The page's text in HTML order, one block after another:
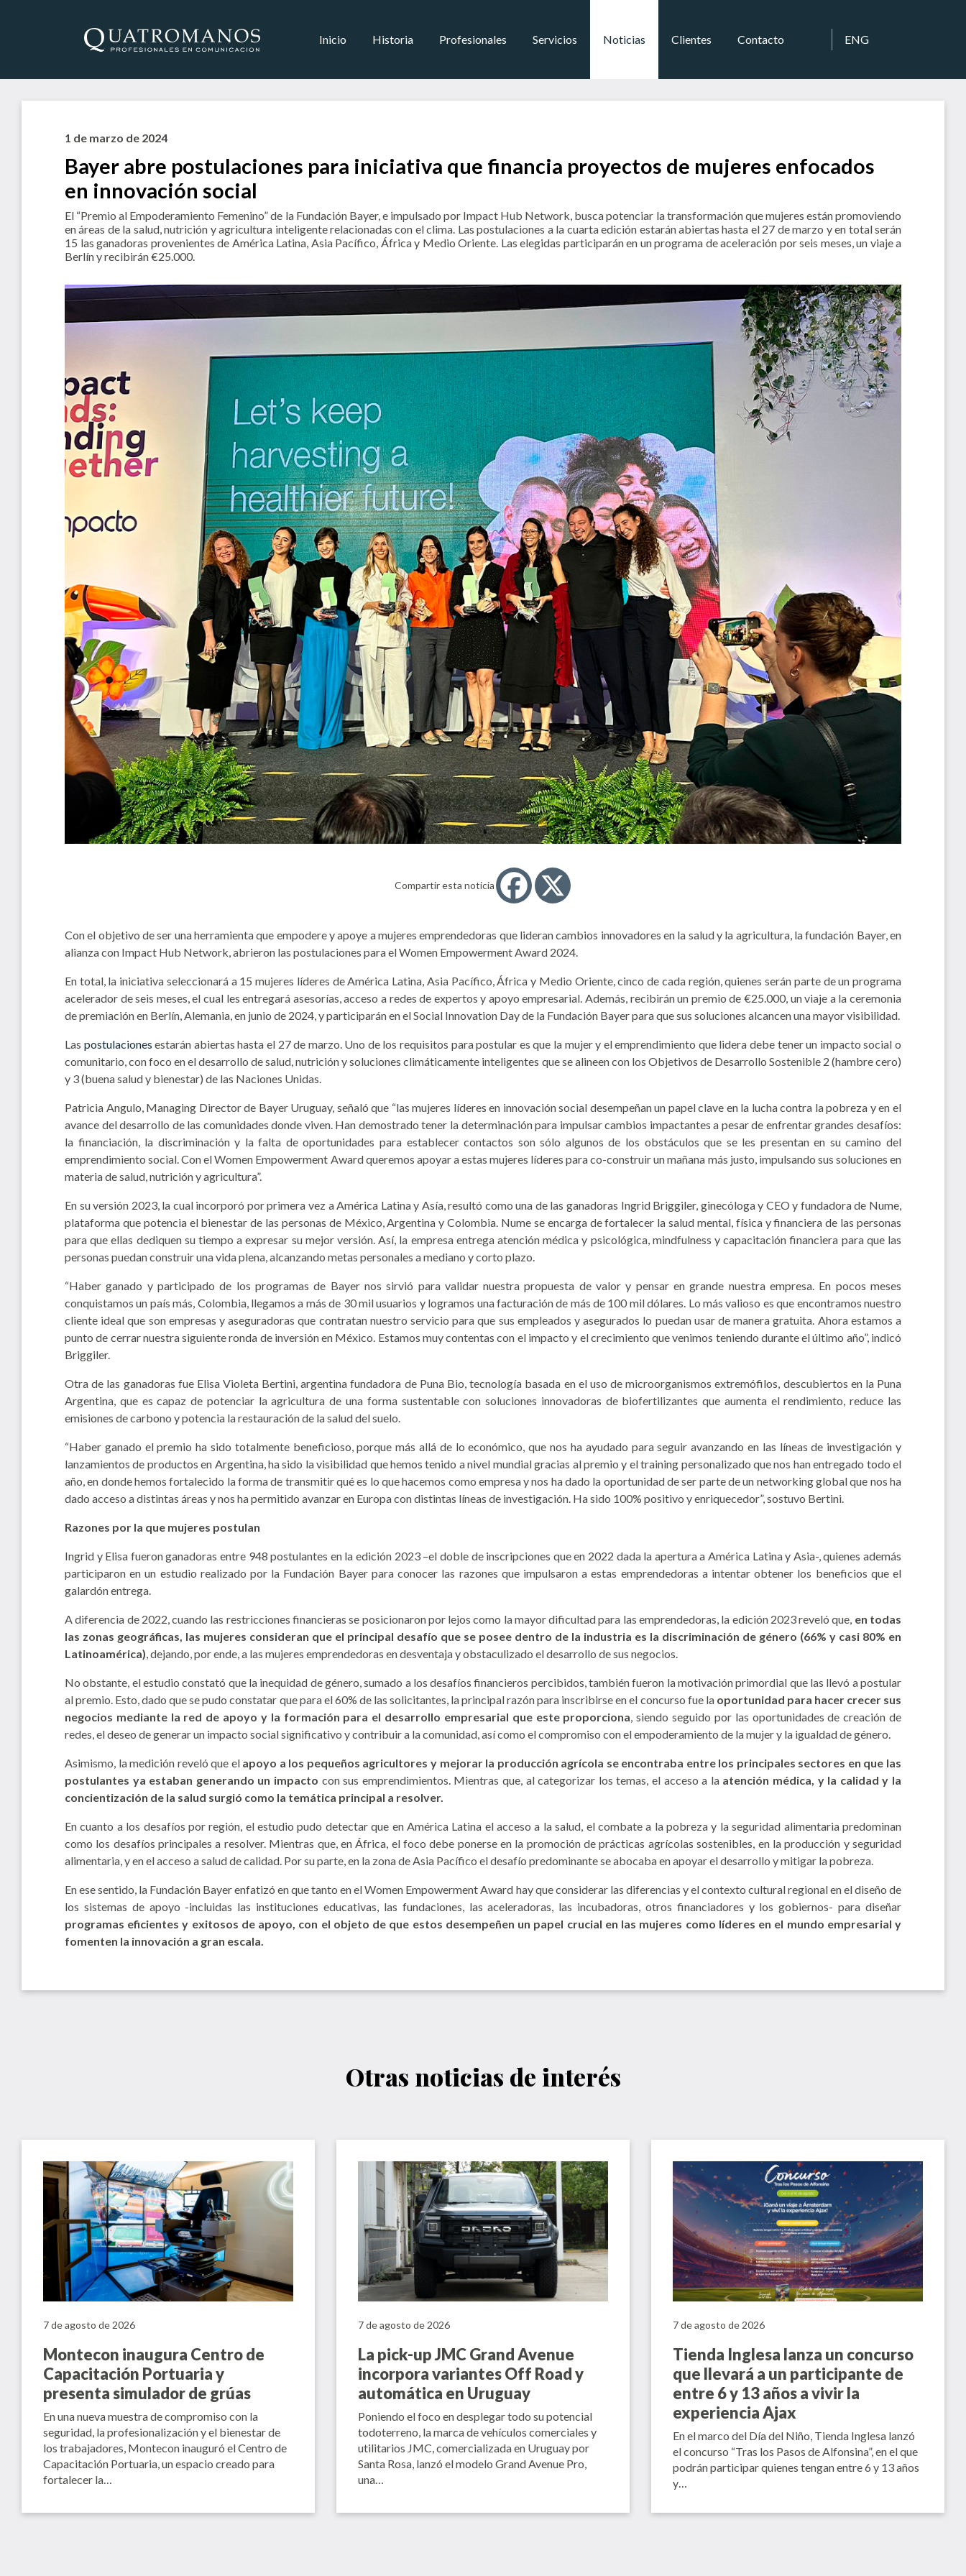
Inicio Historia Profesionales Servicios Noticias Clientes Contacto ENG
1 de marzo de 2024
Bayer abre postulaciones para iniciativa que financia proyectos de mujeres enfocados
en innovación social
El “Premio al Empoderamiento Femenino” de la Fundación Bayer, e impulsado por Impact Hub Network, busca potenciar la transformación que mujeres están promoviendo
en áreas de la salud, nutrición y agricultura inteligente relacionadas con el clima. Las postulaciones a la cuarta edición estarán abiertas hasta el 27 de marzo y en total serán
15 las ganadoras provenientes de América Latina, Asia Pacífico, África y Medio Oriente. Las elegidas participarán en un programa de aceleración por seis meses, un viaje a
Berlín y recibirán €25.000.
Compartir esta noticia
Con el objetivo de ser una herramienta que empodere y apoye a mujeres emprendedoras que lideran cambios innovadores en la salud y la agricultura, la fundación Bayer, en
alianza con Impact Hub Network, abrieron las postulaciones para el Women Empowerment Award 2024.
En total, la iniciativa seleccionará a 15 mujeres líderes de América Latina, Asia Pacífico, África y Medio Oriente, cinco de cada región, quienes serán parte de un programa
acelerador de seis meses, el cual les entregará asesorías, acceso a redes de expertos y apoyo empresarial. Además, recibirán un premio de €25.000, un viaje a la ceremonia
de premiación en Berlín, Alemania, en junio de 2024, y participarán en el Social Innovation Day de la Fundación Bayer para que sus soluciones alcancen una mayor visibilidad.
Las postulaciones estarán abiertas hasta el 27 de marzo. Uno de los requisitos para postular es que la mujer y el emprendimiento que lidera debe tener un impacto social o
comunitario, con foco en el desarrollo de salud, nutrición y soluciones climáticamente inteligentes que se alineen con los Objetivos de Desarrollo Sostenible 2 (hambre cero)
y 3 (buena salud y bienestar) de las Naciones Unidas.
Patricia Angulo, Managing Director de Bayer Uruguay, señaló que “las mujeres líderes en innovación social desempeñan un papel clave en la lucha contra la pobreza y en el
avance del desarrollo de las comunidades donde viven. Han demostrado tener la determinación para impulsar cambios impactantes a pesar de enfrentar grandes desafíos:
la financiación, la discriminación y la falta de oportunidades para establecer contactos son sólo algunos de los obstáculos que se les presentan en su camino del
emprendimiento social. Con el Women Empowerment Award queremos apoyar a estas mujeres líderes para co-construir un mañana más justo, impulsando sus soluciones en
materia de salud, nutrición y agricultura”.
En su versión 2023, la cual incorporó por primera vez a América Latina y Asía, resultó como una de las ganadoras Ingrid Briggiler, ginecóloga y CEO y fundadora de Nume,
plataforma que potencia el bienestar de las personas de México, Argentina y Colombia. Nume se encarga de fortalecer la salud mental, física y financiera de las personas
para que ellas dediquen su tiempo a expresar su mejor versión. Así, la empresa entrega atención médica y psicológica, mindfulness y capacitación financiera para que las
personas puedan construir una vida plena, alcanzando metas personales a mediano y corto plazo.
“Haber ganado y participado de los programas de Bayer nos sirvió para validar nuestra propuesta de valor y pensar en grande nuestra empresa. En pocos meses
conquistamos un país más, Colombia, llegamos a más de 30 mil usuarios y logramos una facturación de más de 100 mil dólares. Lo más valioso es que encontramos nuestro
cliente ideal que son empresas y aseguradoras que contratan nuestro servicio para que sus empleados y asegurados lo puedan usar de manera gratuita. Ahora estamos a
punto de cerrar nuestra siguiente ronda de inversión en México. Estamos muy contentas con el impacto y el crecimiento que venimos teniendo durante el último año”, indicó
Briggiler.
Otra de las ganadoras fue Elisa Violeta Bertini, argentina fundadora de Puna Bio, tecnología basada en el uso de microorganismos extremófilos, descubiertos en la Puna
Argentina, que es capaz de potenciar la agricultura de una forma sustentable con soluciones innovadoras de biofertilizantes que aumenta el rendimiento, reduce las
emisiones de carbono y potencia la restauración de la salud del suelo.
“Haber ganado el premio ha sido totalmente beneficioso, porque más allá de lo económico, que nos ha ayudado para seguir avanzando en las líneas de investigación y
lanzamientos de productos en Argentina, ha sido la visibilidad que hemos tenido a nivel mundial gracias al premio y el training personalizado que nos han entregado todo el
año, en donde hemos fortalecido la forma de transmitir qué es lo que hacemos como empresa y nos ha dado la oportunidad de ser parte de un networking global que nos ha
dado acceso a distintas áreas y nos ha permitido avanzar en Europa con distintas líneas de investigación. Ha sido 100% positivo y enriquecedor”, sostuvo Bertini.
Razones por la que mujeres postulan
Ingrid y Elisa fueron ganadoras entre 948 postulantes en la edición 2023 –el doble de inscripciones que en 2022 dada la apertura a América Latina y Asia-, quienes además
participaron en un estudio realizado por la Fundación Bayer para conocer las razones que impulsaron a estas emprendedoras a intentar obtener los beneficios que el
galardón entrega.
A diferencia de 2022, cuando las restricciones financieras se posicionaron por lejos como la mayor dificultad para las emprendedoras, la edición 2023 reveló que, en todas
las zonas geográficas, las mujeres consideran que el principal desafío que se posee dentro de la industria es la discriminación de género (66% y casi 80% en
Latinoamérica) , dejando, por ende, a las mujeres emprendedoras en desventaja y obstaculizado el desarrollo de sus negocios.
No obstante, el estudio constató que la inequidad de género, sumado a los desafíos financieros percibidos, también fueron la motivación primordial que las llevó a postular
al premio. Esto, dado que se pudo constatar que para el 60% de las solicitantes, la principal razón para inscribirse en el concurso fue la oportunidad para hacer crecer sus
negocios mediante la red de apoyo y la formación para el desarrollo empresarial que este proporciona , siendo seguido por las oportunidades de creación de
redes, el deseo de generar un impacto social significativo y contribuir a la comunidad, así como el compromiso con el empoderamiento de la mujer y la igualdad de género.
Asimismo, la medición reveló que el apoyo a los pequeños agricultores y mejorar la producción agrícola se encontraba entre los principales sectores en que las
postulantes ya estaban generando un impacto con sus emprendimientos. Mientras que, al categorizar los temas, el acceso a la atención médica, y la calidad y la
concientización de la salud surgió como la temática principal a resolver.
En cuanto a los desafíos por región, el estudio pudo detectar que en América Latina el acceso a la salud, el combate a la pobreza y la seguridad alimentaria predominan
como los desafíos principales a resolver. Mientras que, en África, el foco debe ponerse en la promoción de prácticas agrícolas sostenibles, en la producción y seguridad
alimentaria, y en el acceso a salud de calidad. Por su parte, en la zona de Asia Pacífico el desafío predominante se abocaba en apoyar el desarrollo y mitigar la pobreza.
En ese sentido, la Fundación Bayer enfatizó en que tanto en el Women Empowerment Award hay que considerar las diferencias y el contexto cultural regional en el diseño de
los sistemas de apoyo -incluidas las instituciones educativas, las fundaciones, las aceleradoras, las incubadoras, otros financiadores y los gobiernos- para diseñar
programas eficientes y exitosos de apoyo, con el objeto de que estos desempeñen un papel crucial en las mujeres como líderes en el mundo empresarial y
fomenten la innovación a gran escala.
Otras noticias de interés
7 de agosto de 2026
Montecon inaugura Centro de
Capacitación Portuaria y
presenta simulador de grúas
En una nueva muestra de compromiso con la
seguridad, la profesionalización y el bienestar de
los trabajadores, Montecon inauguró el Centro de
Capacitación Portuaria, un espacio creado para
fortalecer la…
7 de agosto de 2026
La pick-up JMC Grand Avenue
incorpora variantes Off Road y
automática en Uruguay
Poniendo el foco en desplegar todo su potencial
todoterreno, la marca de vehículos comerciales y
utilitarios JMC, comercializada en Uruguay por
Santa Rosa, lanzó el modelo Grand Avenue Pro,
una…
7 de agosto de 2026
Tienda Inglesa lanza un concurso
que llevará a un participante de
entre 6 y 13 años a vivir la
experiencia Ajax
En el marco del Día del Niño, Tienda Inglesa lanzó
el concurso “Tras los Pasos de Alfonsina”, en el que
podrán participar quienes tengan entre 6 y 13 años
y…